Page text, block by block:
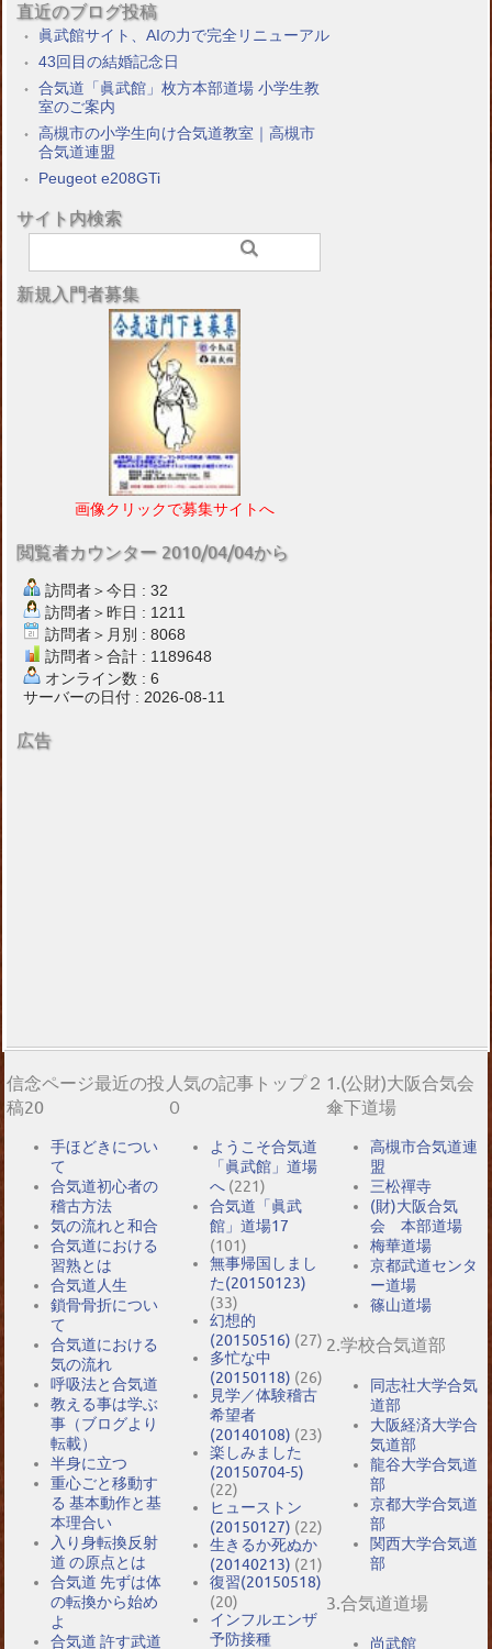
直近のブログ投稿
眞武館サイト、AIの力で完全リニューアル
43回目の結婚記念日
合気道「眞武館」枚方本部道場 小学生教
室のご案内
高槻市の小学生向け合気道教室｜高槻市
合気道連盟
Peugeot e208GTi
サイト内検索
新規入門者募集
画像クリックで募集サイトへ
閲覧者カウンター 2010/04/04から
訪問者＞今日 : 32
訪問者＞昨日 : 1211
訪問者＞月別 : 8068
訪問者＞合計 : 1189648
オンライン数 : 6
サーバーの日付 : 2026-08-11
広告
信念ページ最近の投
稿20
手ほどきについ
て
合気道初心者の
稽古方法
気の流れと和合
合気道における
習熟とは
合気道人生
鎖骨骨折につい
て
合気道における
気の流れ
呼吸法と合気道
教える事は学ぶ
事（ブログより
転載）
半身に立つ
重心ごと移動す
る 基本動作と基
本理合い
入り身転換反射
道 の原点とは
合気道 先ずは体
の転換から始め
よ
合気道 許す武道
人気の記事トップ２
０
ようこそ合気道
「眞武館」道場
へ (221)
合気道「眞武
館」道場17
(101)
無事帰国しまし
た(20150123)
(33)
幻想的
(20150516) (27)
多忙な中
(20150118) (26)
見学／体験稽古
希望者
(20140108) (23)
楽しみました
(20150704-5)
(22)
ヒューストン
(20150127) (22)
生きるか死ぬか
(20140213) (21)
復習(20150518)
(20)
インフルエンザ
予防接種
1.(公財)大阪合気会
傘下道場
高槻市合気道連
盟
三松禪寺
(財)大阪合気
会 本部道場
梅華道場
京都武道センタ
ー道場
篠山道場
2.学校合気道部
同志社大学合気
道部
大阪経済大学合
気道部
龍谷大学合気道
部
京都大学合気道
部
関西大学合気道
部
3.合気道道場
尚武館